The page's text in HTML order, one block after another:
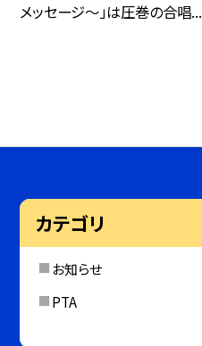
メッセージ〜」は圧巻の合唱...
カテゴリ
お知らせ
PTA